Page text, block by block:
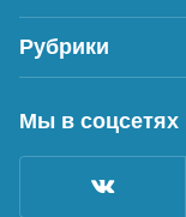
Рубрики
Мы в соцсетях